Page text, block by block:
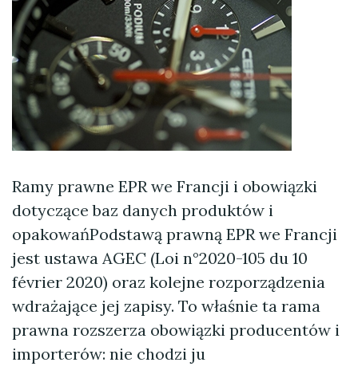
Ramy prawne EPR we Francji i obowiązki
dotyczące baz danych produktów i
opakowańPodstawą prawną EPR we Francji
jest ustawa AGEC (Loi n°2020-105 du 10
février 2020) oraz kolejne rozporządzenia
wdrażające jej zapisy. To właśnie ta rama
prawna rozszerza obowiązki producentów i
importerów: nie chodzi ju